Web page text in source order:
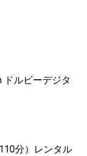
ドルビーデジタ
分）レンタル